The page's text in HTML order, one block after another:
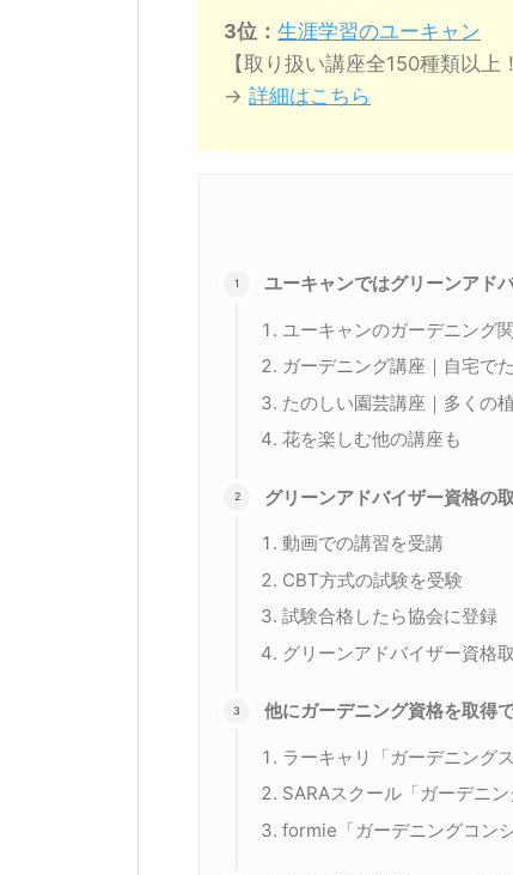
3位： 生涯学習のユーキャン
【取り扱い講座全150種類以上
→ 詳細はこちら
ユーキャンではグリーンアド
ユーキャンのガーデニング
ガーデニング講座｜自宅で
たのしい園芸講座｜多くの
花を楽しむ他の講座も
グリーンアドバイザー資格の
動画での講習を受講
CBT方式の試験を受験
試験合格したら協会に登録
グリーンアドバイザー資格
他にガーデニング資格を取得
ラーキャリ「ガーデニング
SARAスクール「ガーデニン
formie「ガーデニングコン